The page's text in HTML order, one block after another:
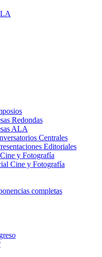
Redondas
ALA
Centrales
Editoriales
y Fotografía
Cine y Fotografía
completas